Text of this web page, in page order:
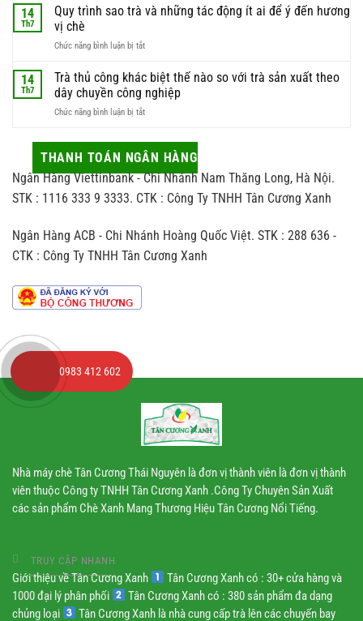
được
đón
để
búp
chất
lượng
nghiệm
làm
biếu
sao
cho
vừa
vừa
hợp
người
nhận
14
Th7
Quy trình sao trà và những tác động ít ai để ý đến hương
vị chè
Chức năng bình luận bị tắtở
trình
trà
và
tác
động
ai
để
hương
vị
14
Th7
Trà thủ công khác biệt thế nào so với trà sản xuất theo
dây chuyền công nghiệp
Chức năng bình luận bị tắtở
công
biệt
thế
với
trà
sản
THANH TOÁN NGÂN HÀNG
Ngân Hàng Viettinbank - Chi Nhánh Nam Thăng Long, Hà Nội.
STK : 1116 333 9 3333. CTK : Công Ty TNHH Tân Cương Xanh
Ngân Hàng ACB - Chi Nhánh Hoàng Quốc Việt. STK : 288 636 -
CTK : Công Ty TNHH Tân Cương Xanh
Nhà máy chè Tân Cương Thái Nguyên là đơn vị thành viên là đơn vị thành
viên thuộc Công ty TNHH Tân Cương Xanh .Công Ty Chuyên Sản Xuất
các sản phẩm Chè Xanh Mang Thương Hiệu Tân Cương Nổi Tiếng.
TRUY CẬP NHANH
Giới thiệu về Tân Cương Xanh
Tân Cương Xanh có : 30+ cửa hàng và
1000 đại lý phân phối
Tân Cương Xanh có : 380 sản phẩm đa dạng
chủng loại
Tân Cương Xanh là nhà cung cấp trà lên các chuyến bay
0983 412 602